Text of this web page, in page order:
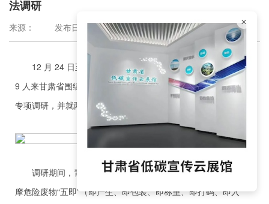
法调研
来源： 发布日期：2025-12-26
12 月 24 日至 25 日，青海省生态环境厅副厅长艾海成一行
9 人来甘肃省围绕《固体废物污染环境防治条例》立法工作开展
专项调研，并就两省固体废物环境管理工作进行深度交流。
调研期间，青海调研组一行深入兰州新区工业园区，实地观
摩危险废物“五即”（即产生、即包装、即称重、即打码、即入
×